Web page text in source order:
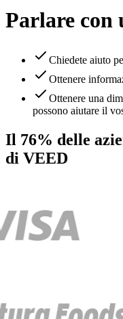
Parlare con
Chiedete aiuto
Ottenere
Ottenere una
possono aiutare il
Il 76% delle
di VEED